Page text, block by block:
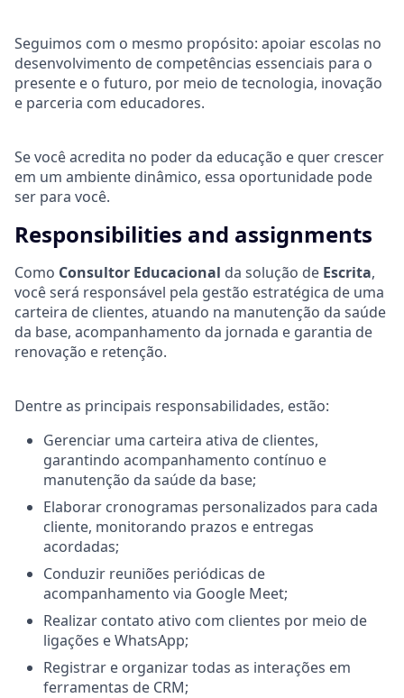
Seguimos com o mesmo propósito: apoiar escolas no
desenvolvimento de competências essenciais para o
presente e o futuro, por meio de tecnologia, inovação
e parceria com educadores.
Se você acredita no poder da educação e quer crescer
em um ambiente dinâmico, essa oportunidade pode
ser para você.
Responsibilities and assignments
Como Consultor Educacional da solução de Escrita,
você será responsável pela gestão estratégica de uma
carteira de clientes, atuando na manutenção da saúde
da base, acompanhamento da jornada e garantia de
renovação e retenção.
Dentre as principais responsabilidades, estão:
Gerenciar uma carteira ativa de clientes,
garantindo acompanhamento contínuo e
manutenção da saúde da base;
Elaborar cronogramas personalizados para cada
cliente, monitorando prazos e entregas
acordadas;
Conduzir reuniões periódicas de
acompanhamento via Google Meet;
Realizar contato ativo com clientes por meio de
ligações e WhatsApp;
Registrar e organizar todas as interações em
ferramentas de CRM;